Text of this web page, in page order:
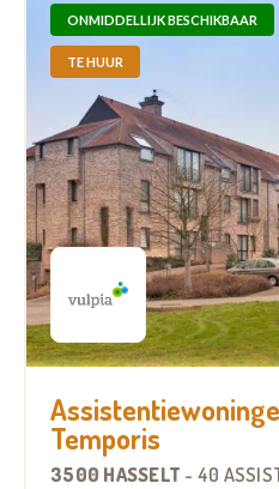
ONMIDDELLIJK BESCHIKBAAR
TE HUUR
Temporis
3500 HASSELT - 40